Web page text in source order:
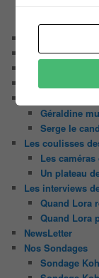
N’oubliez
Tout le
Contact
Géraldine
Serge le
Les coulisses
Les caméras
Un plateau
Les interviews
Quand Lora
Quand Lora
NewsLetter
Nos Sondages
Sondage